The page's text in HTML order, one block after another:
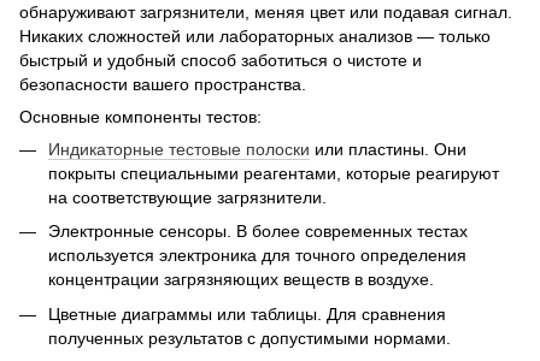
обнаруживают загрязнители, меняя цвет или подавая сигнал.
Никаких сложностей или лабораторных анализов — только
быстрый и удобный способ заботиться о чистоте и
безопасности вашего пространства.
Основные компоненты тестов:
Индикаторные тестовые полоски или пластины. Они
покрыты специальными реагентами, которые реагируют
на соответствующие загрязнители.
Электронные сенсоры. В более современных тестах
используется электроника для точного определения
концентрации загрязняющих веществ в воздухе.
Цветные диаграммы или таблицы. Для сравнения
полученных результатов с допустимыми нормами.